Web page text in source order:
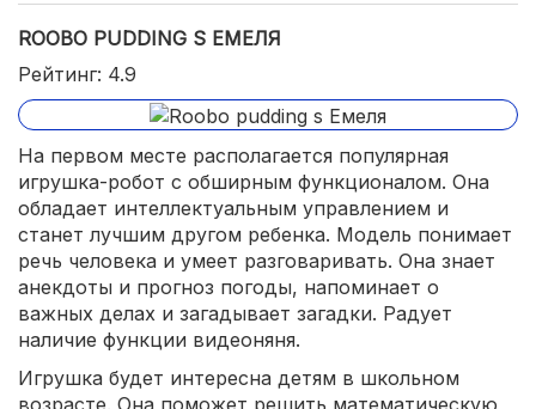
ROOBO PUDDING S ЕМЕЛЯ
Рейтинг: 4.9
На первом месте располагается популярная
игрушка-робот с обширным функционалом. Она
обладает интеллектуальным управлением и
станет лучшим другом ребенка. Модель понимает
речь человека и умеет разговаривать. Она знает
анекдоты и прогноз погоды, напоминает о
важных делах и загадывает загадки. Радует
наличие функции видеоняня.
Игрушка будет интересна детям в школьном
возрасте. Она поможет решить математическую